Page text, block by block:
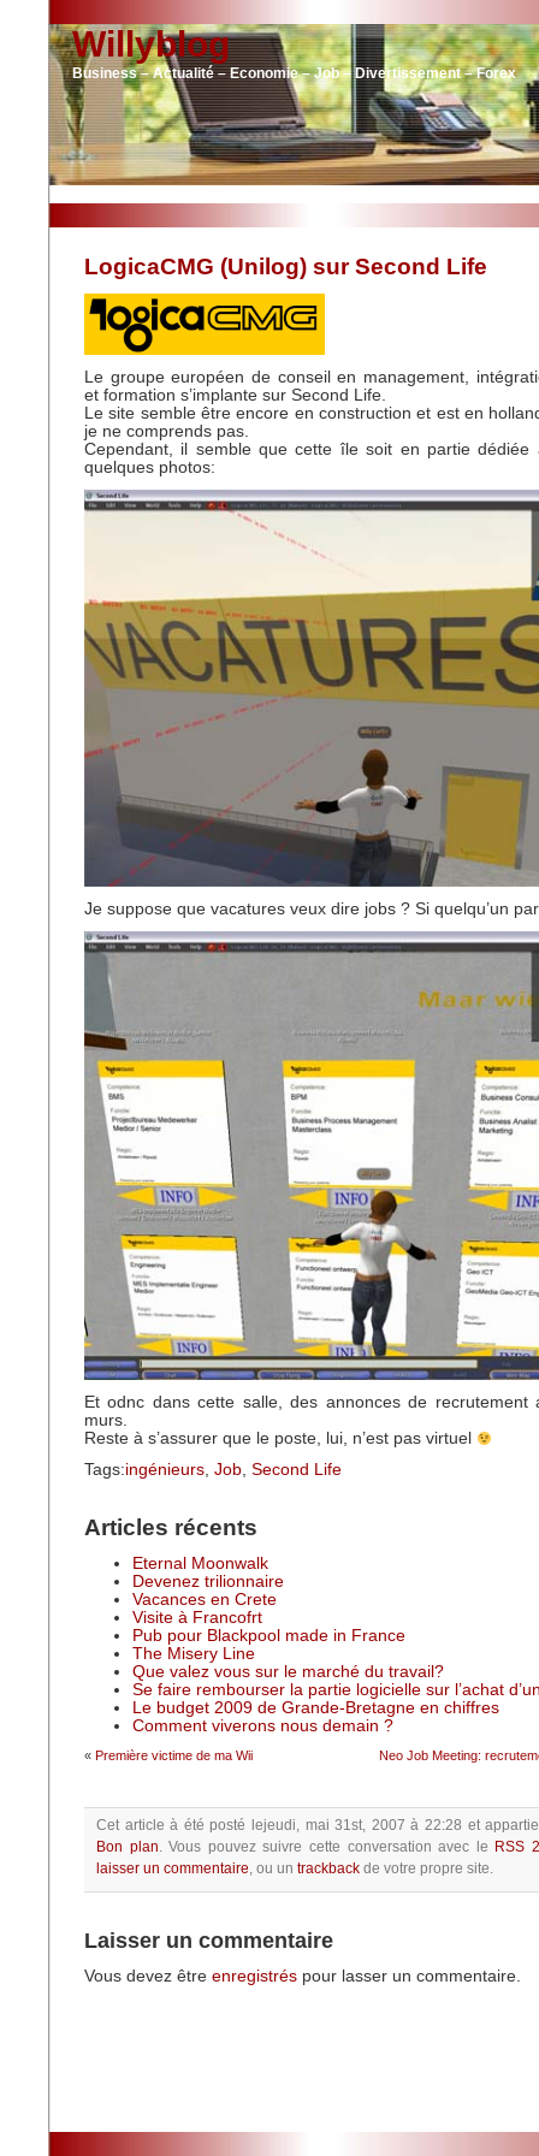
Willyblog
Business – Actualité – Economie – Job – Divertissement – Forex
LogicaCMG (Unilog) sur Second Life
Le groupe européen de conseil en management,
et formation s’implante sur Second Life.
Le site semble être encore en construction et est en
je ne comprends pas.
Cependant, il semble que cette île soit en partie dédiée
quelques photos:
Je suppose que vacatures veux dire jobs ? Si quelqu’un
Et odnc dans cette salle, des annonces de recrutement
murs.
Reste à s’assurer que le poste, lui, n’est pas virtuel
Tags:ingénieurs, Job, Second Life
Articles récents
Eternal Moonwalk
Devenez trilionnaire
Vacances en Crete
Visite à Francofrt
Pub pour Blackpool made in France
The Misery Line
Que valez vous sur le marché du travail?
Se faire rembourser la partie logicielle sur l’achat
Le budget 2009 de Grande-Bretagne en chiffres
Comment viverons nous demain ?
« Première victime de ma Wii Neo Job Meeting:
Cet article à été posté lejeudi, mai 31st, 2007 à 22:28 et
Bon plan.Vous pouvez suivre cette conversation avec le RSS
laisser un commentaire, ou un trackback de votre propre site.
Laisser un commentaire
Vous devez être enregistrés pour lasser un commentaire.